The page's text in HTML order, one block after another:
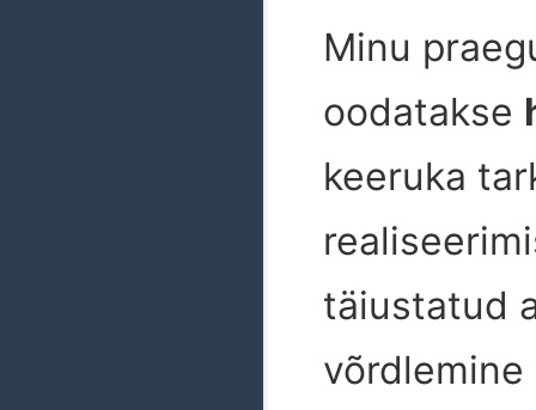
Minu
oodatakse
keeruka
täiustatud